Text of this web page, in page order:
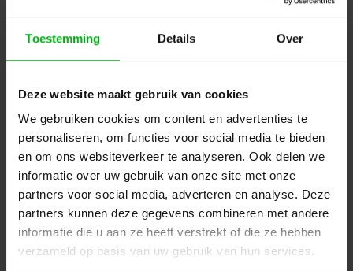
Toestemming Details Over
Deze website maakt gebruik van cookies
We gebruiken cookies om content en advertenties te
personaliseren, om functies voor social media te bieden
en om ons websiteverkeer te analyseren. Ook delen we
informatie over uw gebruik van onze site met onze
partners voor social media, adverteren en analyse. Deze
partners kunnen deze gegevens combineren met andere
informatie die u aan ze heeft verstrekt of die ze hebben
verzameld op basis van uw gebruik van hun services.
Lee | rol NR.247 | Maat: 7,62m x 1,22m
Login voor prijzen